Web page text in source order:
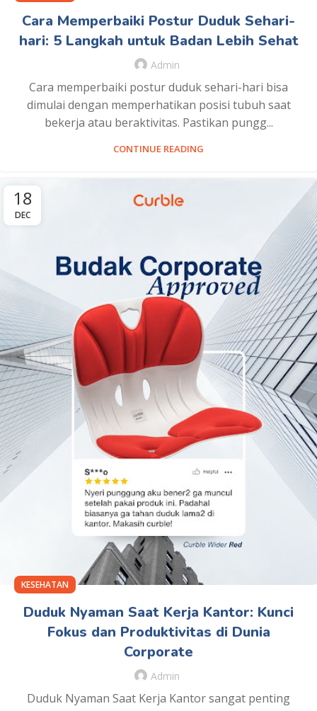
Cara Memperbaiki Postur Duduk Sehari-
hari: 5 Langkah untuk Badan Lebih Sehat
Admin
Cara memperbaiki postur duduk sehari-hari bisa
dimulai dengan memperhatikan posisi tubuh saat
bekerja atau beraktivitas. Pastikan pungg...
CONTINUE READING
18
DEC
KESEHATAN
Duduk Nyaman Saat Kerja Kantor: Kunci
Fokus dan Produktivitas di Dunia
Corporate
Admin
Duduk Nyaman Saat Kerja Kantor sangat penting